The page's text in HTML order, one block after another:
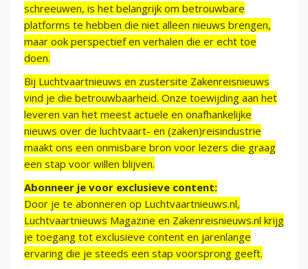
schreeuwen, is het belangrijk om betrouwbare
platforms te hebben die niet alleen nieuws brengen,
maar ook perspectief en verhalen die er echt toe
doen.
Bij Luchtvaartnieuws en zustersite Zakenreisnieuws
vind je die betrouwbaarheid. Onze toewijding aan het
leveren van het meest actuele en onafhankelijke
nieuws over de luchtvaart- en (zaken)reisindustrie
maakt ons een onmisbare bron voor lezers die graag
een stap voor willen blijven.
Abonneer je voor exclusieve content:
Door je te abonneren op Luchtvaartnieuws.nl,
Luchtvaartnieuws Magazine en Zakenreisnieuws.nl krijg
je toegang tot exclusieve content en jarenlange
ervaring die je steeds een stap voorsprong geeft.